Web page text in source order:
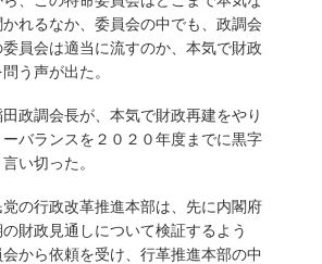
れるなか、委員会の中でも、政調会
員会は適当に流すのか、本気で財政
う声が出た。
政調会長が、本気で財政再建をやり
バランスを２０２０年度までに黒字
い切った。
の行政改革推進本部は、先に内閣府
財政見通しについて検証するよう
から依頼を受け、行革推進本部の中